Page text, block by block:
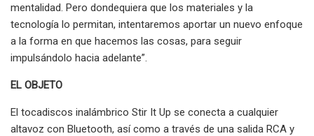
mentalidad. Pero dondequiera que los materiales y la
tecnología lo permitan, intentaremos aportar un nuevo enfoque
a la forma en que hacemos las cosas, para seguir
impulsándolo hacia adelante”.
EL OBJETO
El tocadiscos inalámbrico Stir It Up se conecta a cualquier
altavoz con Bluetooth, así como a través de una salida RCA y